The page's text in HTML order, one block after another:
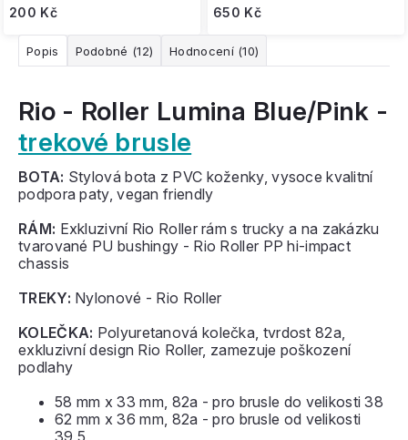
200 Kč 650 Kč
Popis Podobné (12) Hodnocení (10)
Rio - Roller Lumina Blue/Pink -
trekové brusle
BOTA: Stylová bota z PVC koženky, vysoce kvalitní
podpora paty, vegan friendly
RÁM: Exkluzivní Rio Roller rám s trucky a na zakázku
tvarované PU bushingy - Rio Roller PP hi-impact
chassis
TREKY: Nylonové - Rio Roller
KOLEČKA: Polyuretanová kolečka, tvrdost 82a,
exkluzivní design Rio Roller, zamezuje poškození
podlahy
58 mm x 33 mm, 82a - pro brusle do velikosti 38
62 mm x 36 mm, 82a - pro brusle od velikosti